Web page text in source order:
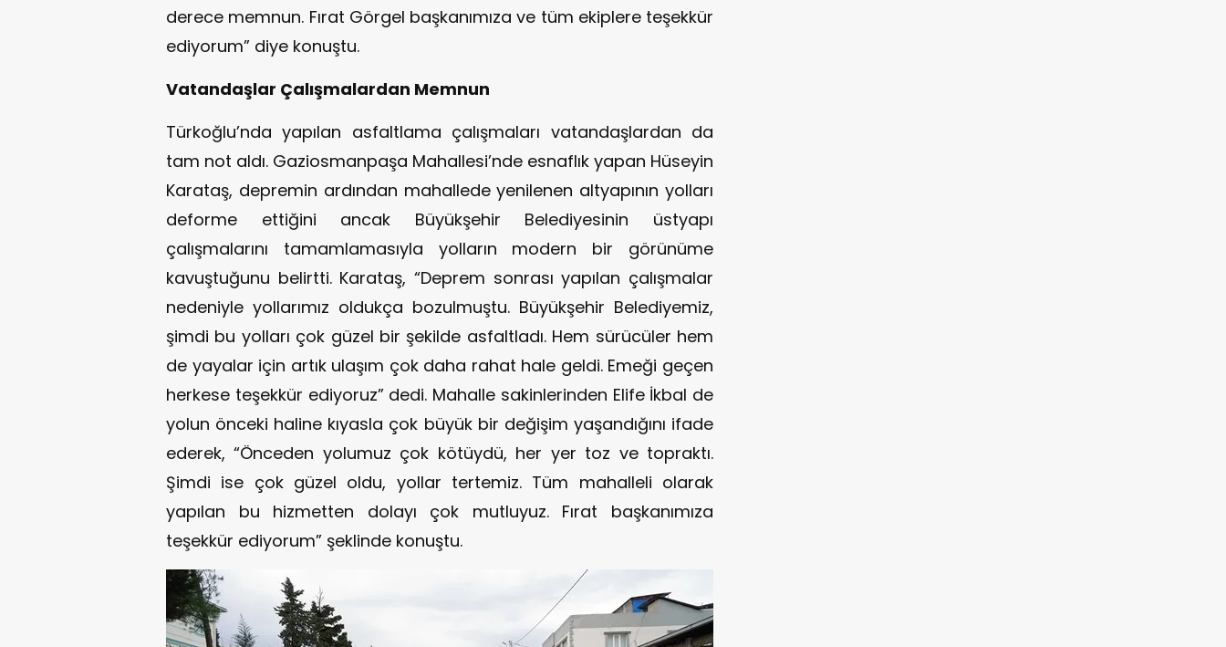
derece memnun. Fırat Görgel başkanımıza ve tüm ekiplere teşekkür
ediyorum” diye konuştu.
Vatandaşlar Çalışmalardan Memnun
Türkoğlu’nda yapılan asfaltlama çalışmaları vatandaşlardan da
tam not aldı. Gaziosmanpaşa Mahallesi’nde esnaflık yapan Hüseyin
Karataş, depremin ardından mahallede yenilenen altyapının yolları
deforme ettiğini ancak Büyükşehir Belediyesinin üstyapı
çalışmalarını tamamlamasıyla yolların modern bir görünüme
kavuştuğunu belirtti. Karataş, “Deprem sonrası yapılan çalışmalar
nedeniyle yollarımız oldukça bozulmuştu. Büyükşehir Belediyemiz,
şimdi bu yolları çok güzel bir şekilde asfaltladı. Hem sürücüler hem
de yayalar için artık ulaşım çok daha rahat hale geldi. Emeği geçen
herkese teşekkür ediyoruz” dedi. Mahalle sakinlerinden Elife İkbal de
yolun önceki haline kıyasla çok büyük bir değişim yaşandığını ifade
ederek, “Önceden yolumuz çok kötüydü, her yer toz ve topraktı.
Şimdi ise çok güzel oldu, yollar tertemiz. Tüm mahalleli olarak
yapılan bu hizmetten dolayı çok mutluyuz. Fırat başkanımıza
teşekkür ediyorum” şeklinde konuştu.